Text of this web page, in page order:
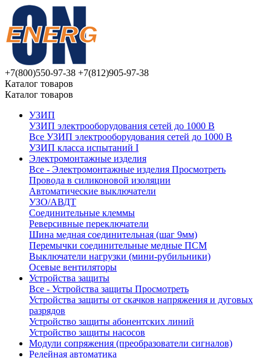
+7(800)550-97-38 +7(812)905-97-38
Каталог товаров
Каталог товаров
УЗИП
УЗИП электрооборудования сетей до 1000 В
Все УЗИП электрооборудования сетей до 1000 В
УЗИП клaссa испытаний I
Электромонтажные изделия
Все - Электромонтажные изделия Просмотреть
Провода в силиконовой изоляции
Автоматические выключатели
УЗО/АВДТ
Соединительные клеммы
Реверсивные переключатели
Шина медная соединительная (шаг 9мм)
Перемычки соединительные медные ПСМ
Выключатели нагрузки (мини-рубильники)
Осевые вентиляторы
Устройства защиты
Все - Устройства защиты Просмотреть
Устройства защиты от скачков напряжения и дуговых
разрядов
Устройство защиты абонентских линий
Устройство защиты насосов
Модули сопряжения (преобразователи сигналов)
Релейная автоматика